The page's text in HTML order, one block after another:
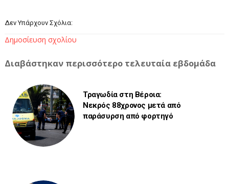
Δεν Υπάρχουν Σχόλια:
Δημοσίευση σχολίου
Διαβάστηκαν περισσότερο τελευταία εβδομάδα
Τραγωδία στη Βέροια:
Νεκρός 88χρονος μετά από
παράσυρση από φορτηγό